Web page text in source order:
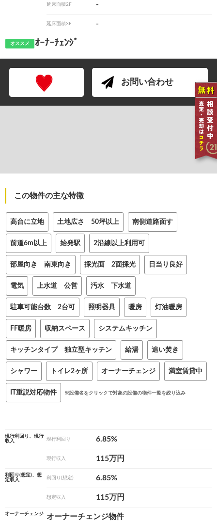
延床面積2F -
延床面積3F -
オススメ ｵｰﾅｰﾁｪﾝｼﾞ
お問い合わせ
この物件の主な特徴
高台に立地 土地広さ 50坪以上 南側道路面す
前道6m以上 始発駅 2沿線以上利用可
部屋向き 南東向き 採光面 2面採光 日当り良好
電気 上水道 公営 汚水 下水道
駐車可能台数 2台可 照明器具 暖房 灯油暖房
FF暖房 収納スペース システムキッチン
キッチンタイプ 独立型キッチン 給湯 追い焚き
シャワー トイレ2ヶ所 オーナーチェンジ 満室賃貸中
IT重説対応物件 ※設備名をクリックで対象の設備の物件一覧を絞り込み
現行利回り、現行
収入
現行利回り 6.85%
現行収入 115万円
利回り(想定)、想
定収入
利回り(想定) 6.85%
想定収入 115万円
オーナーチェンジ オーナーチェンジ物件